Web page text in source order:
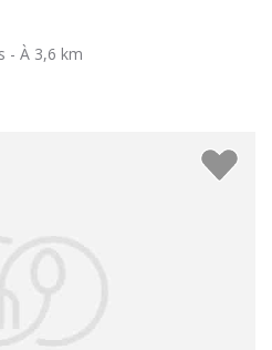
- À 3,6 km